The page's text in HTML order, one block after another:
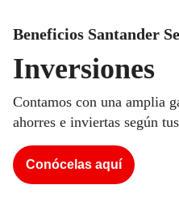
Beneficios Santander
Inversiones
Contamos con una amplia
ahorres e inviertas según
Conócelas aquí